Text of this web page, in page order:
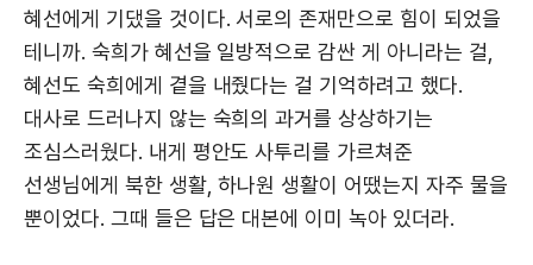
혜선에게 기댔을 것이다. 서로의 존재만으로 힘이 되었을
테니까. 숙희가 혜선을 일방적으로 감싼 게 아니라는 걸,
혜선도 숙희에게 곁을 내줬다는 걸 기억하려고 했다.
대사로 드러나지 않는 숙희의 과거를 상상하기는
조심스러웠다. 내게 평안도 사투리를 가르쳐준
선생님에게 북한 생활, 하나원 생활이 어땠는지 자주 물을
뿐이었다. 그때 들은 답은 대본에 이미 녹아 있더라.